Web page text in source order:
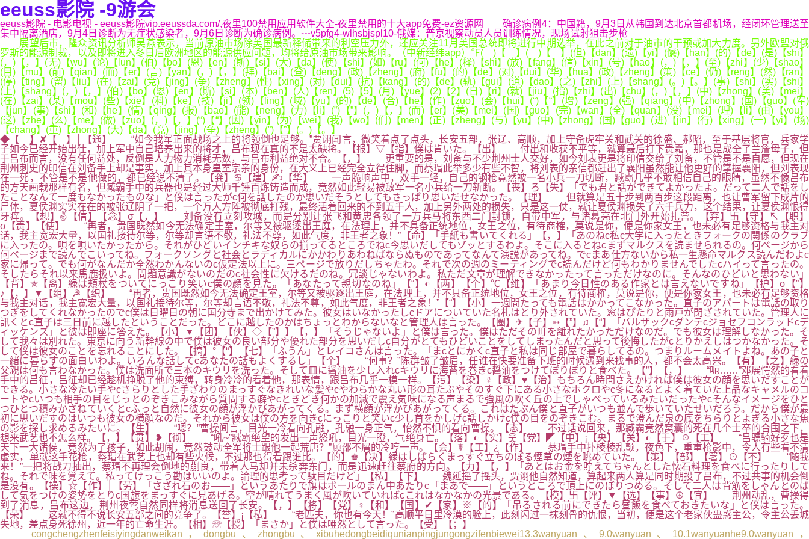
eeuss影院 -9游会
eeuss影院 - 电影电视 - eeuss影院vip.eeussda.com/,夜里100禁用应用软件大全-夜里禁用的十大app免费-ez资源网 确诊病例4：中国籍，9月3日从韩国到达北京首都机场，经闭环管理送至
集中隔离酒店，9月4日诊断为无症状感染者，9月6日诊断为确诊病例。┄v5pfg4-wlhsbjspl10-俄媒：普京视察动员人员训练情况，现场试射狙击步枪
展望后市，隆众资讯分析师吴燕表示，当前原油市场除美国最新释储带来的利空压力外，还应关注11月美国总统即将进行中期选举，在此之前对于油市的干预或加大力度。另外欧盟对俄
罗斯的能源制裁，以及即将进入冬日后欧洲地区的能源供应问题，均将给原油市场带来影响。（中新经纬app）℉( )【 】( )【 】(但)【dan】(遗)【yi】(憾)【han】(的)【de】(是)【shi】
(，)【，】(无)【wu】(论)【lun】(伯)【bo】(恩)【en】(斯)【si】(大)【da】(使)【shi】(如)【ru】(何)【he】(释)【shi】(放)【fang】(信)【xin】(号)【hao】(，)【，】(至)【zhi】(少)【shao】
(目)【mu】(前)【qian】(而)【er】(言)【yan】(，)【，】(拜)【bai】(登)【deng】(政)【zheng】(府)【fu】(的)【de】(对)【dui】(华)【hua】(政)【zheng】(策)【ce】(仍)【reng】(然)【ran】
(停)【ting】(留)【liu】(在)【zai】(竞)【jing】(争)【zheng】(性)【xing】(对)【dui】(抗)【kang】(的)【de】(轨)【gui】(道)【dao】(之)【zhi】(上)【shang】(。)【。】(事)【shi】(实)【shi】
(上)【shang】(，)【，】(伯)【bo】(恩)【en】(斯)【si】(本)【ben】(人)【ren】(5)【5】(月)【yue】(2)【2】(日)【ri】(就)【jiu】(指)【zhi】(出)【chu】(，)【，】(中)【zhong】(美)【mei】
(在)【zai】(某)【mou】(些)【xie】(科)【ke】(技)【ji】(领)【ling】(域)【yu】(的)【de】(合)【he】(作)【zuo】(会)【hui】(“)【“】(增)【zeng】(强)【qiang】(中)【zhong】(国)【guo】(军)
【jun】(事)【shi】(和)【he】(情)【qing】(报)【bao】(能)【neng】(力)【li】(”)【”】(，)【，】(而)【er】(美)【mei】(国)【guo】(完)【wan】(全)【quan】(没)【mei】(理)【li】(由)【you】
(这)【zhe】(么)【me】(做)【zuo】(，)【，】(“)【“】(因)【yin】(为)【wei】(我)【wo】(们)【men】(正)【zheng】(与)【yu】(中)【zhong】(国)【guo】(进)【jin】(行)【xing】(一)【yi】(场)
【chang】(重)【zhong】(大)【da】(竞)【jing】(争)【zheng】(”)【”】(。)【。】
◆【 】✘【 】│【通】 “如今我军正面战场之上的将领倒也足够。”贾诩闻言，微笑着点了点头，长安五部，张辽、高顺，加上守备虎牢关和武关的徐盛、郝昭，至于基层将官，兵家学
子如今已经开始出仕，加上军中自己培养出来的将才，吕布现在真的不是太缺将。【报】▽【指】僕は肯いた。【出】 付出和收获不平等，就算最后打下贵霜，那也是成全了兰詹母子，但
于吕布而言，没有任何益处，反倒是人力物力消耗无数，与吕布利益绝对不合。【，】 更重要的是，刘备与不少荆州士人交好，如今刘表更是将印信交给了刘备，不管是不是自愿，但现在
荆州刺史的印信在刘备手上却是事实，加上其本身皇室宗亲的身份，在大义上已经完全立得住脚，而蔡瑁此举多少有些不智，将刘表的亲信都赶出了襄阳虽然能让他更好的掌握襄阳，但刘表现
在一死，不管是不是他做的，都已经说不清了。【龚】♋【建】✍【华】 一声脆响声中，双手一轻，自己的钢枪竟然被一名小兵一刀切断，臧霸几乎不敢相信自己的眼睛，虽然不像吕布
的方天画戟那样有名，但臧霸手中的兵器也是经过大师千锤百炼铸造而成，竟然如此轻易被敌军一名小兵给一刀斩断。【丧】ろ【失】「でも君と話ができてよかったよ。だって二人で話をし
たことなんて一度もなかったものな」と僕は言ったがc何を話したのか思いだそうとしてもさっぱり思いだせなかった。【理】 但就算是五十步到两百步这段距离，也让曹军留下成片的
尸体，夏侯渊实实在在的被张辽阴了一把，一个万人方阵被彻底打残，最终活着回来的不到五千人，加上另外两处的损失，只是这一仗，就让夏侯渊损失了六千兵力，这个结果，让夏侯渊恨得
牙痒。【想】✌【信】【念】σ【，】 刘备没有立刻攻城，而是分别让张飞和黄忠各领了一万兵马将东西二门封锁，自带中军，与诸葛亮在北门外开始扎营。【弃】卐【守】↖【职】
σ【责】【使】 “再者，贵国既然如今无法确定王室，尔等又被驱逐出王庭，在法理上，并不具备正统地位，女王之位，有待商榷，莫说是你，便是你家女王，也未必有足够资格与我主对
话，我主宽宏大量，以国礼接待尔等，尔等却言语不敬，礼法不尊，如此气度，非王者之象！”【命】「手紙も書いてくれる」【，】「あのねc私c大学に入ったときフォークの関係のクラブ
に入ったの。唄を唄いたかったから。それがひどいインチキな奴らの揃ってるところでねc今思いだしてもゾッとするわよ。そこに入るとねcまずマルクスを読ませられるの。何ベージから
何ベージまで読んでこいってね。フォークソングと社会とラディカルにかかわりあわねばならぬものであってなんて演説があってね。でcまあ仕方ないから私一生懸命マルクス読んだわよc
家に帰って。でも何がなんだか全然わかんないのc仮定法以上に。三ページで放りだしちゃたわ。それで次の週のミーティングでc読んだけど何もわかりませんでしたcハイって言ったの。
そしたらそれ以来馬鹿扱いよ。問題意識がないのだのc社会性に欠けるだのね。冗談じゃないわよ。私ただ文章が理解できなかったって言っただけなのに。そんなのひどいと思わない」
【背】✯【离】緑は頬杖をついてにっこり笑いc僕の顔を見た。「あなたって親切なのね」【“】◐【两】【个】℃【维】「あまり今日性のある作家とは言えないですね」【护】σ【”】
♪【，】▼【组】☭【织】 “再者，贵国既然如今无法确定王室，尔等又被驱逐出王庭，在法理上，并不具备正统地位，女王之位，有待商榷，莫说是你，便是你家女王，也未必有足够资格
与我主对话，我主宽宏大量，以国礼接待尔等，尔等却言语不敬，礼法不尊，如此气度，非王者之象！”【“】【小】一週間たっても電話はかかってこなかった。直子のアパートは電話の取り
つぎをしてくれなかったのでc僕は日曜日の朝に国分寺まで出かけてみた。彼女はいなかったしcドアについていた名札はとり外されていた。窓はぴたりと雨戸が閉ざされていた。管理人に
訊くとc直子は三日前に越したということだった。どこに越したのかはちょっとわからないなと管理人は言った。【圈】✈【子】➳【”】♫【“】「バルザックcダンテcジョセフコンラッドcデ
ィッケンズ」と彼は即座に答えた。【小】▼【团】【伙】◇【”】】【，】「そうじゃないよ」と僕は言った。僕はただその町を離れたかっただけなのだ。でも彼女は理解しなかった。そ
して我々は別れた。東京に向う新幹線の中で僕は彼女の良い部分や優れた部分を思いだしc自分がとてもひどいことをしてしまったんだと思って後悔したがcとりかえしはつかなかった。そ
して僕は彼女のことを忘れることにした。【搞】°【“】【七】「ふうん」とレイコさんは言った。「まcとにかくc直子と私は同じ部屋で暮らしてるの。つまりルームメイトよね。あの子と
一緒に暮らすの面白いわよ。いろんな話してcあなたの話もよくするし」【个】 “何事？”陈群皱了皱眉，任谁在快要准备下班的时候遇到来找事的人，都不会太高兴。【有】【之】緑の
父親は何も言わなかった。僕は洗面所で三本のキウリを洗った。そして皿に醤油を少し入れcキウリに海苔を巻きc醤油をつけてぽりぽりと食べた。【”】【，】 “呃……”邓展愕然的看着
手中的吕征，吕征却已经趁机挣脱了他的束缚，转身冷冷的看着他，那表情，跟吕布几乎一模一样。【污】【染】☿【政】♥【治】もちろん時間さえかければ僕は彼女の顔を思いだすことが
できる。小さな冷たい手やcさらりとした手ざわりのまっすぐなきれいな髪やcやわらかな丸い形の耳たぶやそのすぐ下にある小さなホクロやc冬になるとよく着ていた上品なキャメルのコ
ートやcいつも相手の目をじっとのぞきこみながら質問する癖やcときどき何かの加減で震え気味になる声まるで強風の吹く丘の上でしゃべっているみたいだったやcそんなイメージをひと
つひとつ積みかさねていくとcふっと自然に彼女の顔が浮かびあがってくる。まず横顔が浮かびあがってくる。これはたぶん僕と直子がいつも並んで歩いていたせいだろう。だから僕が最
初に思いだすのはいつも彼女の横顔なのだ。それから彼女は僕の方を向きcにっこりと笑いc少し首をかしげc話しかけc僕の目をのぞきこむ。まるで澄んだ泉の底をちらりとよぎる小さな魚
の影を探し求めるみたいに。【生】 “嗯？”曹操闻言，目光一冷看向孔融，孔融一身正气，怡然不惧的看向曹操。【态】 不过话说回来，那臧霸竟然窝囊的死在几个士卒的合围之下，
想来武艺也不怎么样。【，】【贯】❥【彻】 “吼~”臧霸绝望的发出一声怒吼，目光一瞪，气绝身亡。【落】◐【实】웃【党】◤【中】¡【央】【关】◐【于】☉【工】 “吕骠骑好歹也是
天下一大诸侯，竟然为了孩子，如此胡闹，竟然鼓动全军将士跟他一起荒唐？”顾邵不屑的冷哼一声。【会】☤【工】¿【作】 蔡瑁手中扑棱棱乱颤，夜色下，重重枪影中，令人有些看不清
虚实，单就这手花枪，蔡瑁在武艺上也却有些火候，不过那也得看跟谁比。【的】♚【决】緑はしばらくまっすぐ立ちのぼる煙草の煙を眺めていた。【策】【部】【署】⊙【不】 “随我
来！”一把将战刀抽出，蔡瑁不再理会倒地的蒯良，带着人马却并未杀奔东门，而是迅速赶往蔡府的方向。【力】【，】「あとはお金を貯えてちゃんとした懐石料理を食べに行ったりして
ね。それで味を覚えて。私ってけっこう勘はいいのよ。論理的思考って駄目だけど」【私】【下】 魏延摇了摇头，贾诩他自然知道，算起来两人算是同时期投了吕布，不过共事的机会倒
是没有。【操】☆【作】│【劳】「さざれ石のお――」というあたりで旗はポールのまん中あたりc「まあで――」というところで頂上にのぼりつめる。そして二人は背筋をしゃんとのば
して気をつけの姿勢をとりc国旗をまっすぐに見あげる。空が晴れてうまく風が吹いていればcこれはなかなかの光景である。【模】卐【评】▼【选】【事】☮【宜】 荆州动乱，曹操得
到了消息，吕布这边，荆州夜莺自然同样将消息送回了长安。【，】【将】【党】♀【和】【国】✔【家】※【的】「吊るされる前にできたら昼飯を食べておきたいな」と僕は言った。
【荣】 这就不得不说长安五部之间的竞争了。【誉】¡【私】 “老匹夫，你也有今天！”高顺平日里冷漠的脸上，此刻闪过一抹刻骨的仇恨，当初，便是这个老家伙蛊惑主公，令主公丢城
失地，差点身死徐州，近一年的亡命生涯。【相】☏【授】「まさか」と僕は唖然として言った。【受】【；】
congchengzhenfeisiyingdanweikan，dongbu、zhongbu、xibuhedongbeidiqunianpingjungongzifenbiewei13.3wanyuan、9.0wanyuan、10.1wanyuanhe9.0wanyuan，